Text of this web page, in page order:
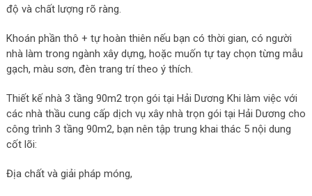
độ và chất lượng rõ ràng.
Khoán phần thô + tự hoàn thiên nếu bạn có thời gian, có người
nhà làm trong ngành xây dựng, hoặc muốn tự tay chọn từng mẫu
gạch, màu sơn, đèn trang trí theo ý thích.
Thiết kế nhà 3 tầng 90m2 trọn gói tại Hải Dương Khi làm việc với
các nhà thầu cung cấp dịch vụ xây nhà trọn gói tại Hải Dương cho
công trình 3 tầng 90m2, bạn nên tập trung khai thác 5 nội dung
cốt lõi:
Địa chất và giải pháp móng,